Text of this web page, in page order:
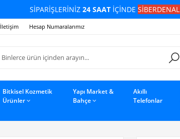
SİPARİŞLERİNİZ 24 SAATİÇİNDE SİBERDENAL
İletişim Hesap Numaralarımız
Bitkisel Kozmetik
Ürünler
Yapı Market &
Bahçe
Akıllı
Telefonlar